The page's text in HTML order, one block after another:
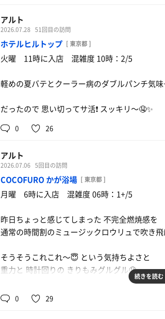
北欧に来たらやっぱりコレ❗ カレーそ
で更に奥深く🤤
アルト
2026.07.28 51回目の訪問
ホテルヒルトップ [ 東京都 ]
火曜 11時に入店 混雑度 10時：2/5
軽めの夏バテとクーラー病のダブルパンチ気
だったので 思い切ってサ活❗ スッキリ〜🤤✨
0 26
アルト
2026.07.06 5回目の訪問
COCOFURO かが浴場 [ 東京都 ]
月曜 6時に入店 混雑度 06時：1+/5
昨日ちょっと感じてしまった 不完全燃焼感を
通常の時間割のミュージックロウリュで吹き
そうそうこれこれ〜😇 という気持ちよさと
重力と 時計回りの きりもみグルグル🤤
夜の踊り子もよかったけど
続きを読む
0 29